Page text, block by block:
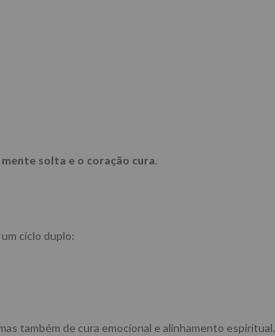
mente solta e o coração cura.
ciclo duplo:
também de cura emocional e alinhamento espiritual.